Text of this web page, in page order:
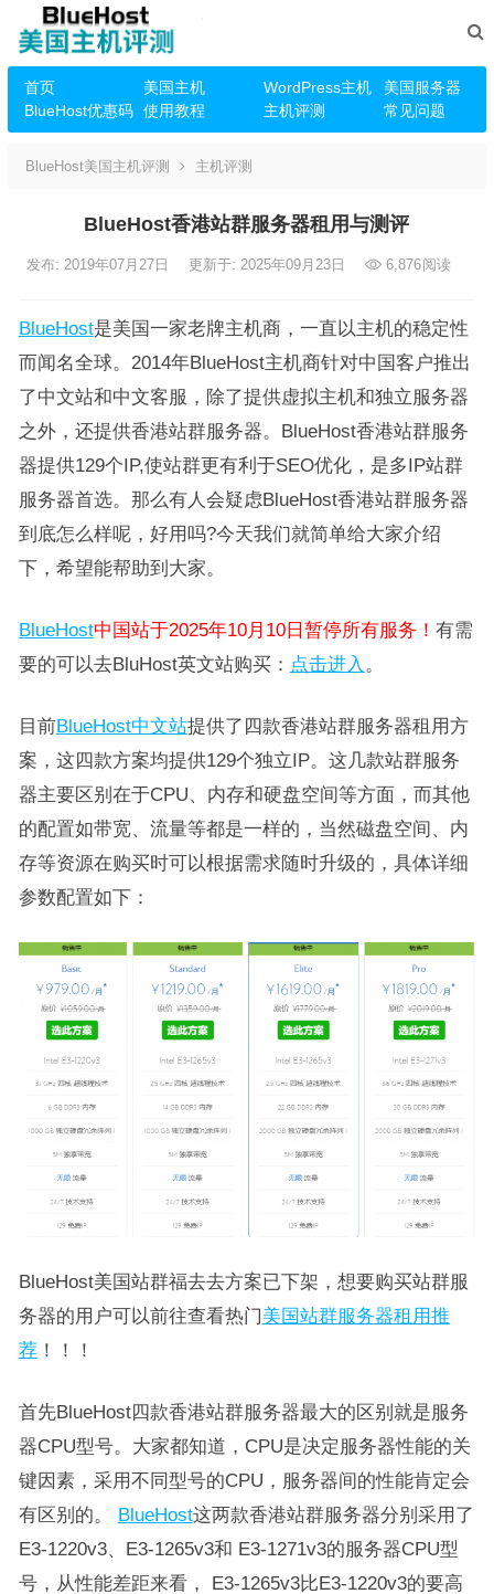
首页 美国主机 WordPress主机
美国服务器
BlueHost优惠码
使用教程 主机评测 常见问题
BlueHost美国主机评测 主机评测
BlueHost香港站群服务器租用与测评
发布: 2019年07月27日 更新于: 2025年09月23日 6,876阅读
BlueHost是美国一家老牌主机商，一直以主机的稳定性
而闻名全球。2014年BlueHost主机商针对中国客户推出
了中文站和中文客服，除了提供虚拟主机和独立服务器
之外，还提供香港站群服务器。BlueHost香港站群服务
器提供129个IP,使站群更有利于SEO优化，是多IP站群
服务器首选。那么有人会疑虑BlueHost香港站群服务器
到底怎么样呢，好用吗?今天我们就简单给大家介绍
下，希望能帮助到大家。
BlueHost中国站于2025年10月10日暂停所有服务！ 有需
要的可以去BluHost英文站购买： 点击进入 。
目前BlueHost中文站提供了四款香港站群服务器租用方
案，这四款方案均提供129个独立IP。这几款站群服务
器主要区别在于CPU、内存和硬盘空间等方面，而其他
的配置如带宽、流量等都是一样的，当然磁盘空间、内
存等资源在购买时可以根据需求随时升级的，具体详细
参数配置如下：
BlueHost美国站群福去去方案已下架，想要购买站群服
务器的用户可以前往查看热门美国站群服务器租用推
荐！！！
首先BlueHost四款香港站群服务器最大的区别就是服务
器CPU型号。大家都知道，CPU是决定服务器性能的关
键因素，采用不同型号的CPU，服务器间的性能肯定会
有区别的。 BlueHost这两款香港站群服务器分别采用了
E3-1220v3、E3-1265v3和 E3-1271v3的服务器CPU型
号，从性能差距来看， E3-1265v3比E3-1220v3的要高